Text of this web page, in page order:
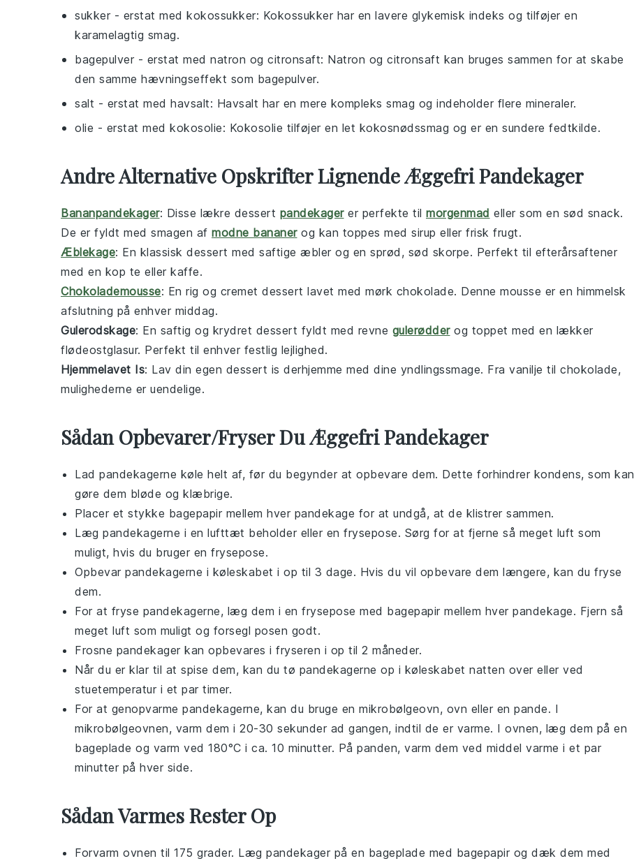
sukker - erstat med kokossukker: Kokossukker har en lavere glykemisk indeks og tilføjer en
karamelagtig smag.
bagepulver - erstat med natron og citronsaft: Natron og citronsaft kan bruges sammen for at skabe
den samme hævningseffekt som bagepulver.
salt - erstat med havsalt: Havsalt har en mere kompleks smag og indeholder flere mineraler.
olie - erstat med kokosolie: Kokosolie tilføjer en let kokosnødssmag og er en sundere fedtkilde.
Andre Alternative Opskrifter Lignende Æggefri Pandekager
Bananpandekager: Disse lækre dessert pandekagerer perfekte til morgenmad eller som en sød snack.
De er fyldt med smagen af modne bananerog kan toppes med sirup eller frisk frugt.
Æblekage: En klassisk dessert med saftige æbler og en sprød, sød skorpe. Perfekt til efterårsaftener
med en kop te eller kaffe.
Chokolademousse: En rig og cremet dessert lavet med mørk chokolade. Denne mousse er en himmelsk
afslutning på enhver middag.
Gulerodskage: En saftig og krydret dessert fyldt med revne gulerødderog toppet med en lækker
flødeostglasur. Perfekt til enhver festlig lejlighed.
Hjemmelavet Is: Lav din egen dessert is derhjemme med dine yndlingssmage. Fra vanilje til chokolade,
mulighederne er uendelige.
Sådan Opbevarer/Fryser Du Æggefri Pandekager
Lad pandekagerne køle helt af, før du begynder at opbevare dem. Dette forhindrer kondens, som kan
gøre dem bløde og klæbrige.
Placer et stykke bagepapir mellem hver pandekage for at undgå, at de klistrer sammen.
Læg pandekagerne i en lufttæt beholder eller en frysepose. Sørg for at fjerne så meget luft som
muligt, hvis du bruger en frysepose.
Opbevar pandekagerne i køleskabet i op til 3 dage. Hvis du vil opbevare dem længere, kan du fryse
dem.
For at fryse pandekagerne, læg dem i en frysepose med bagepapir mellem hver pandekage. Fjern så
meget luft som muligt og forsegl posen godt.
Frosne pandekager kan opbevares i fryseren i op til 2 måneder.
Når du er klar til at spise dem, kan du tø pandekagerne op i køleskabet natten over eller ved
stuetemperatur i et par timer.
For at genopvarme pandekagerne, kan du bruge en mikrobølgeovn, ovn eller en pande. I
mikrobølgeovnen, varm dem i 20-30 sekunder ad gangen, indtil de er varme. I ovnen, læg dem på en
bageplade og varm ved 180°C i ca. 10 minutter. På panden, varm dem ved middel varme i et par
minutter på hver side.
Sådan Varmes Rester Op
Forvarm ovnen til 175 grader. Læg pandekager på en bageplade med bagepapir og dæk dem med